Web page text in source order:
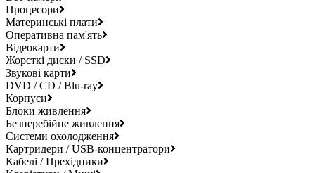
Процесори
Материнські плати
Оперативна пам'ять
Відеокарти
Жорсткі диски / SSD
Звукові карти
DVD / CD / Blu-ray
Корпуси
Блоки живлення
Безперебійне живлення
Системи охолодження
Картридери / USB-концентратори
Кабелі / Прехідники